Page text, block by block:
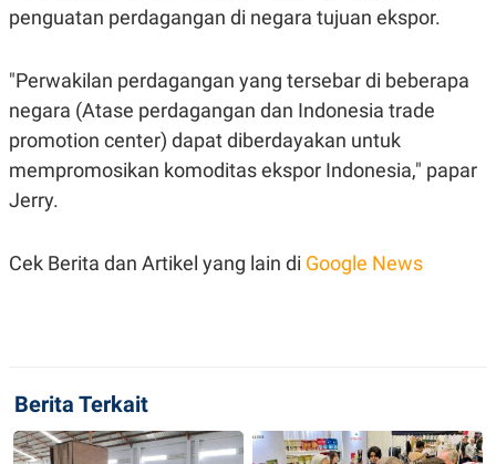
K
T
N
C
A
D
E
P
S
S
R
L
E
A
S
D
N
N
C
A
M
I
penguatan perdagangan di negara tujuan ekspor.
"Perwakilan perdagangan yang tersebar di beberapa
negara (Atase perdagangan dan Indonesia trade
promotion center) dapat diberdayakan untuk
mempromosikan komoditas ekspor Indonesia," papar
Jerry.
Cek Berita dan Artikel yang lain di Google News
Berita Terkait